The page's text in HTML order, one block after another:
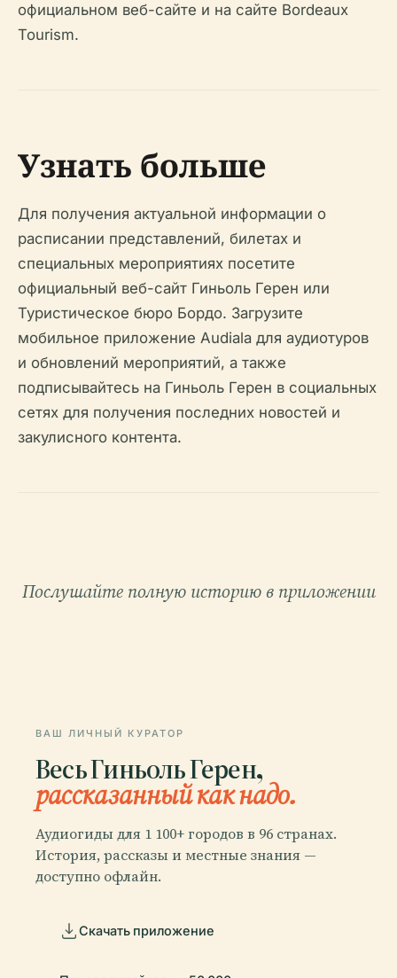
официальном веб-сайте и на сайте Bordeaux
Tourism.
Узнать больше
Для получения актуальной информации о
расписании представлений, билетах и
специальных мероприятиях посетите
официальный веб-сайт Гиньоль Герен или
Туристическое бюро Бордо. Загрузите
мобильное приложение Audiala для аудиотуров
и обновлений мероприятий, а также
подписывайтесь на Гиньоль Герен в социальных
сетях для получения последних новостей и
закулисного контента.
Послушайте полную историю в приложении
ВАШ ЛИЧНЫЙ КУРАТОР
Весь Гиньоль Герен,
рассказанный как надо.
Аудиогиды для 1 100+ городов в 96 странах.
История, рассказы и местные знания —
доступно офлайн.
Скачать приложение